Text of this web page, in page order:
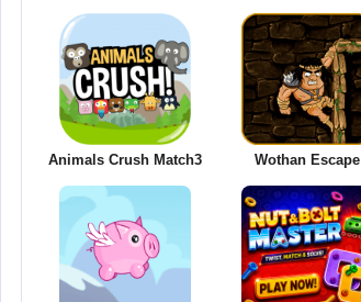
Animals Crush Match3 Wothan Escape